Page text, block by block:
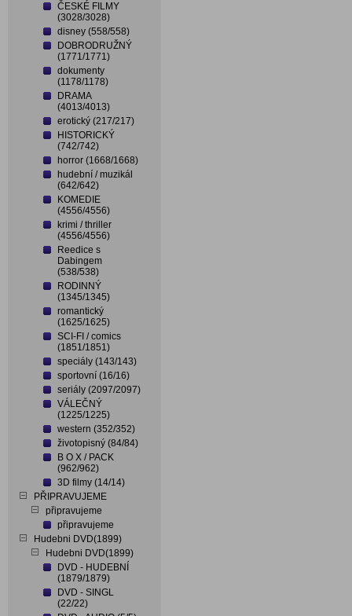
ČESKÉ FILMY
(3028/3028)
disney (558/558)
DOBRODRUŽNÝ
(1771/1771)
dokumenty
(1178/1178)
DRAMA
(4013/4013)
erotický (217/217)
HISTORICKÝ
(742/742)
horror (1668/1668)
hudební / muzikál
(642/642)
KOMEDIE
(4556/4556)
krimi / thriller
(4556/4556)
Reedice s
Dabingem
(538/538)
RODINNÝ
(1345/1345)
romantický
(1625/1625)
SCI-FI / comics
(1851/1851)
speciály (143/143)
sportovní (16/16)
seriály (2097/2097)
VÁLEČNÝ
(1225/1225)
western (352/352)
životopisný (84/84)
B O X / PACK
(962/962)
3D filmy (14/14)
PŘIPRAVUJEME
připravujeme
připravujeme
Hudebni DVD(1899)
Hudebni DVD(1899)
DVD - HUDEBNÍ
(1879/1879)
DVD - SINGL
(22/22)